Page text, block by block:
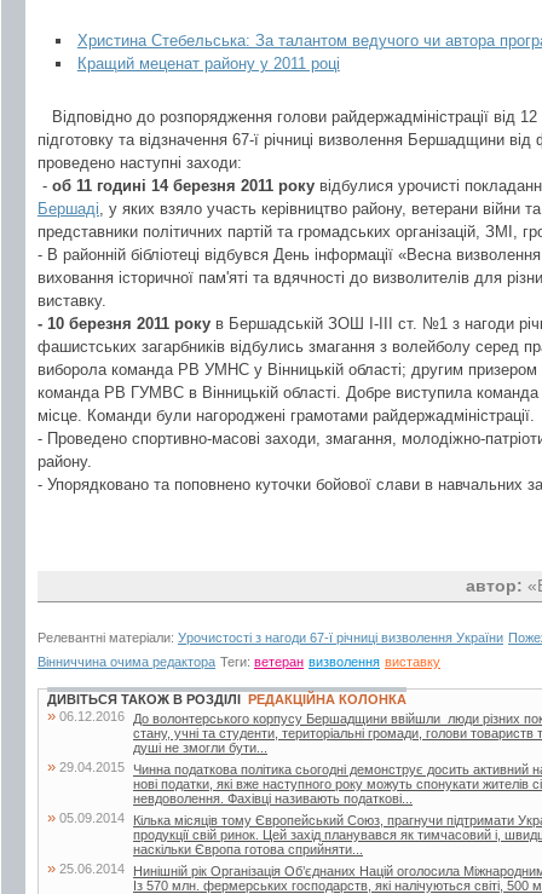
Христина Стебельська: За талантом ведучого чи автора
Кращий меценат району у 2011 році
Відповідно до розпорядження голови райдержадміністрації від
підготовку та відзначення 67-ї річниці визволення Бершадщини від
проведено наступні заходи:
- об 11 годині 14 березня 2011 року відбулися урочисті
Бершаді, у яких взяло участь керівництво району, ветерани війни
представники політичних партій та громадських організацій, ЗМІ,
- В районній бібліотеці відбувся День інформації «Весна
виховання історичної пам'яті та вдячності до визволителів для
виставку.
- 10 березня 2011 року в Бершадській ЗОШ І-ІІІ ст. №1 з нагоди
фашистських загарбників відбулись змагання з волейболу серед
виборола команда РВ УМНС у Вінницькій області; другим призером
команда РВ ГУМВС в Вінницькій області. Добре виступила
місце. Команди були нагороджені грамотами райдержадміністрації.
- Проведено спортивно-масові заходи, змагання, молодіжно-
району.
- Упорядковано та поповнено куточки бойової слави в навчальних
автор:
Релевантні матеріали: Урочистості з нагоди 67-ї річниці визволення України
Вінниччина очима редактора Теги: ветеран визволення виставку
ДИВІТЬСЯ ТАКОЖ В РОЗДІЛІ РЕДАКЦІЙНА КОЛОНКА
» 06.12.2016
До волонтерського корпусу Бершадщини ввійшли люди різних
стану, учні та студенти, територіальні громади, голови
душі не змогли бути...
» 29.04.2015 Чинна податкова політика сьогодні демонструє досить активний
нові податки, які вже наступного року можуть спонукати жителів
невдоволення. Фахівці називають податкові...
» 05.09.2014
Кілька місяців тому Європейський Союз, прагнучи підтримати
продукції свій ринок. Цей захід планувався як тимчасовий і,
наскільки Європа готова сприйняти...
» 25.06.2014
Нинішній рік Організація Об’єднаних Націй оголосила
Із 570 млн. фермерських господарств, які налічуються світі, 500